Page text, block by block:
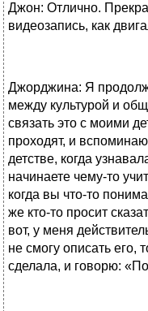
Джон: Отлично.
видеозапись, как
Джорджина: Я
между культурой и
связать это с моими
проходят, и
детстве, когда
начинаете чему-то
когда вы что-то
же кто-то просит
вот, у меня
не смогу описать его,
сделала, и говорю: